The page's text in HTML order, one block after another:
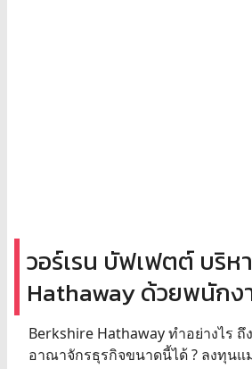
วอร์เรน บัฟเฟตต์ บริห
Hathaway ด้วยพนักง
Berkshire Hathaway ทำอย่างไร
อาณาจักรธุรกิจขนาดนี้ได้ ? ลงทุนแ